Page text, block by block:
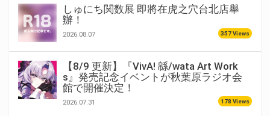
しゅにち関数展 即將在虎之穴台北店舉
辦！
2026.08.07 357 Views
【8/9 更新】『VivA! 緜/wata Art Work
s』発売記念イベントが秋葉原ラジオ会
館で開催決定！
2026.07.31 178 Views